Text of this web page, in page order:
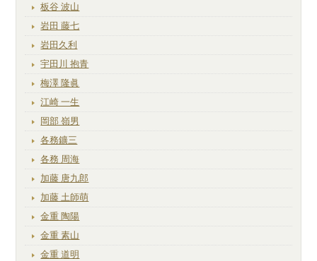
板谷 波山
岩田 藤七
岩田久利
宇田川 抱青
梅澤 隆眞
江崎 一生
岡部 嶺男
各務鑛三
各務 周海
加藤 唐九郎
加藤 土師萌
金重 陶陽
金重 素山
金重 道明